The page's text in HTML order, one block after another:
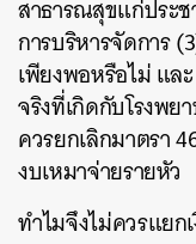
สาธารณสุขแก่ประ
การบริหารจัดการ
เพียงพอหรือไม่ แล
จริงที่เกิดกับโรงพ
ควรยกเลิกมาตรา
งบเหมาจ่ายรายหัว
ทำไมจึงไม่ควรแยก